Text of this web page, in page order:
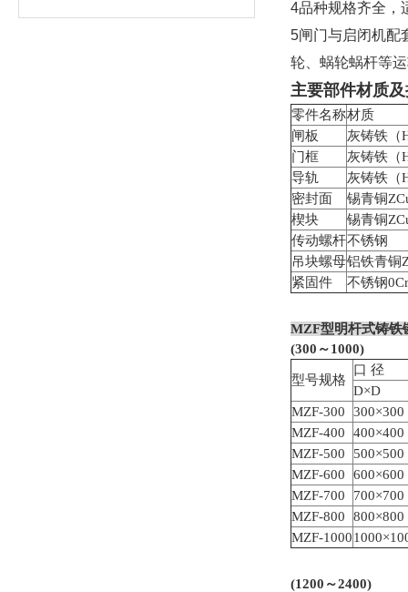
4品种规格齐全，
5闸门与启闭机配
轮、蜗轮蜗杆等
主要部件材质
零件名称材质
闸板
灰铸铁（
门框
灰铸铁（
导轨
灰铸铁（
密封面
锡青铜
楔块
锡青铜
传动螺杆不锈钢
吊块螺母铝铁青铜
紧固件
不锈钢
MZF型明杆式铸铁
(300 ～1000)
型号规格
口 径
D×D
MZF-300
300×300
MZF-400
400×400
MZF-500
500×500
MZF-600
600×600
MZF-700
700×700
MZF-800
800×800
MZF-1000
(1200 ～2400)